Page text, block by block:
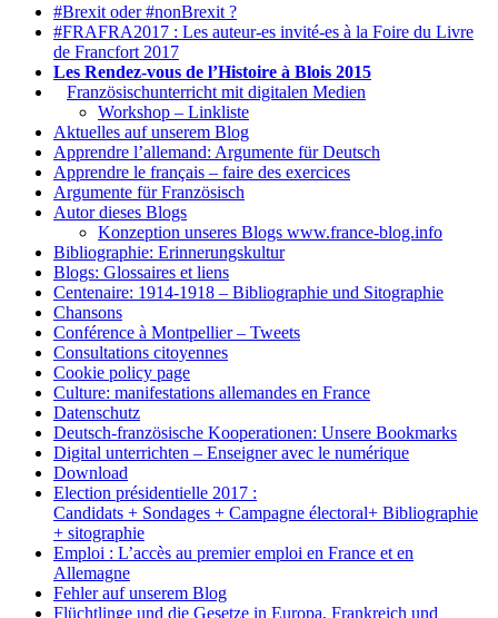
#Brexit oder #nonBrexit ?
#FRAFRA2017 : Les auteur-es invité-es à la Foire du Livre
de Francfort 2017
Les Rendez-vous de l’Histoire à Blois 2015
Französischunterricht mit digitalen Medien
Workshop – Linkliste
Aktuelles auf unserem Blog
Apprendre l’allemand: Argumente für Deutsch
Apprendre le français – faire des exercices
Argumente für Französisch
Autor dieses Blogs
Konzeption unseres Blogs www.france-blog.info
Bibliographie: Erinnerungskultur
Blogs: Glossaires et liens
Centenaire: 1914-1918 – Bibliographie und Sitographie
Chansons
Conférence à Montpellier – Tweets
Consultations citoyennes
Cookie policy page
Culture: manifestations allemandes en France
Datenschutz
Deutsch-französische Kooperationen: Unsere Bookmarks
Digital unterrichten – Enseigner avec le numérique
Download
Election présidentielle 2017 :
Candidats + Sondages + Campagne électoral+ Bibliographie
+ sitographie
Emploi : L’accès au premier emploi en France et en
Allemagne
Fehler auf unserem Blog
Flüchtlinge und die Gesetze in Europa, Frankreich und